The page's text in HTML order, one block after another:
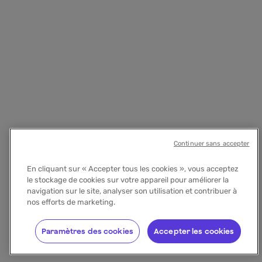
En cliquant sur « Accepter tous les cookies », vous acceptez
le stockage de cookies sur votre appareil pour améliorer la
navigation sur le site, analyser son utilisation et contribuer à
nos efforts de marketing.
Accepter les cookies
Paramètres des cookies
Continuer sans accepter